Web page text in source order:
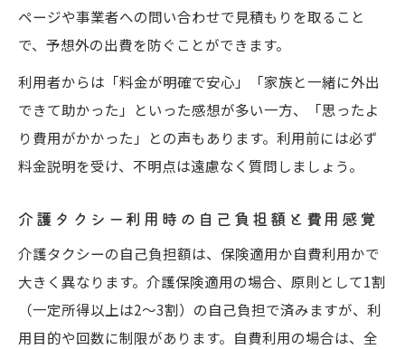
ページや事業者への問い合わせで見積もりを取ること
で、予想外の出費を防ぐことができます。
利用者からは「料金が明確で安心」「家族と一緒に外出
できて助かった」といった感想が多い一方、「思ったよ
り費用がかかった」との声もあります。利用前には必ず
料金説明を受け、不明点は遠慮なく質問しましょう。
介護タクシー利用時の自己負担額と費用感覚
介護タクシーの自己負担額は、保険適用か自費利用かで
大きく異なります。介護保険適用の場合、原則として1割
（一定所得以上は2〜3割）の自己負担で済みますが、利
用目的や回数に制限があります。自費利用の場合は、全